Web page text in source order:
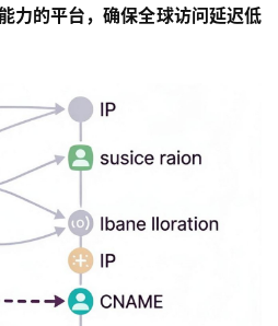
力的平台，确保全球访问延迟低